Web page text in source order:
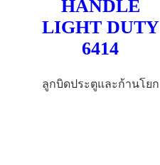
HANDLE
LIGHT DUTY
6414
ลูกบิดประตูและก้านโยก